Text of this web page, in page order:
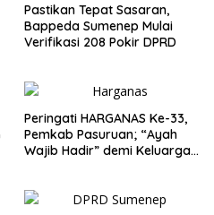
Pastikan Tepat Sasaran,
Bappeda Sumenep Mulai
Verifikasi 208 Pokir DPRD
Peringati HARGANAS Ke-33,
Pemkab Pasuruan; “Ayah
Wajib Hadir” demi Keluarga